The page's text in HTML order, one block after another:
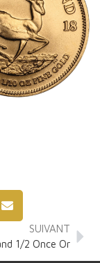
SUIVANT
1/2 Once Or